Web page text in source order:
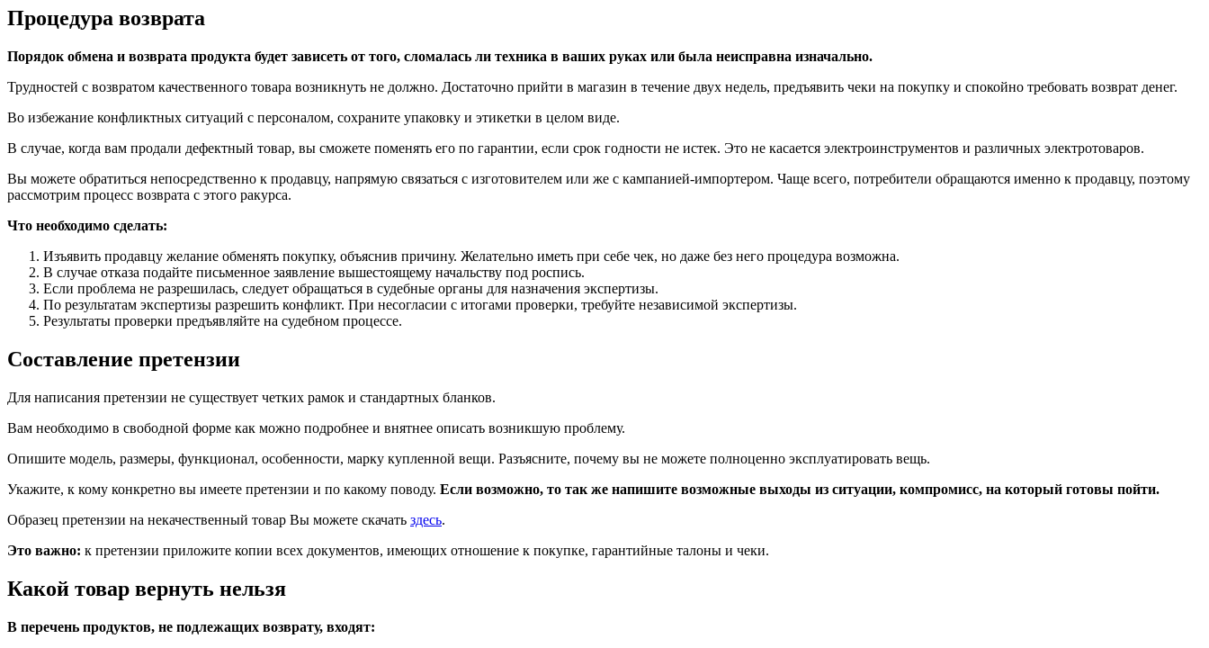
Процедура возврата
Порядок обмена и возврата продукта будет зависеть от того, сломалась ли техника в ваших руках или была неисправна изначально.
Трудностей с возвратом качественного товара возникнуть не должно. Достаточно прийти в магазин в течение двух недель, предъявить чеки на покупку и спокойно требовать возврат денег.
Во избежание конфликтных ситуаций с персоналом, сохраните упаковку и этикетки в целом виде.
В случае, когда вам продали дефектный товар, вы сможете поменять его по гарантии, если срок годности не истек. Это не касается электроинструментов и различных электротоваров.
Вы можете обратиться непосредственно к продавцу, напрямую связаться с изготовителем или же с кампанией-импортером. Чаще всего, потребители обращаются именно к продавцу, поэтому
рассмотрим процесс возврата с этого ракурса.
Что необходимо сделать:
Изъявить продавцу желание обменять покупку, объяснив причину. Желательно иметь при себе чек, но даже без него процедура возможна.
В случае отказа подайте письменное заявление вышестоящему начальству под роспись.
Если проблема не разрешилась, следует обращаться в судебные органы для назначения экспертизы.
По результатам экспертизы разрешить конфликт. При несогласии с итогами проверки, требуйте независимой экспертизы.
Результаты проверки предъявляйте на судебном процессе.
Составление претензии
Для написания претензии не существует четких рамок и стандартных бланков.
Вам необходимо в свободной форме как можно подробнее и внятнее описать возникшую проблему.
Опишите модель, размеры, функционал, особенности, марку купленной вещи. Разъясните, почему вы не можете полноценно эксплуатировать вещь.
Укажите, к кому конкретно вы имеете претензии и по какому поводу. Если возможно, то так же напишите возможные выходы из ситуации, компромисс, на который готовы пойти.
Образец претензии на некачественный товар Вы можете скачать здесь.
Это важно: к претензии приложите копии всех документов, имеющих отношение к покупке, гарантийные талоны и чеки.
Какой товар вернуть нельзя
В перечень продуктов, не подлежащих возврату, входят: